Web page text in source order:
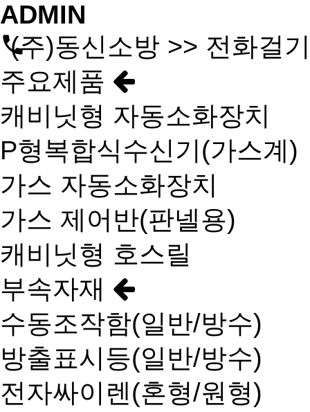
ADMIN
(주)동신소방 >> 전화걸
주요제품
캐비닛형 자동소화장치
P형복합식수신기(가스계)
가스 자동소화장치
가스 제어반(판넬용)
캐비닛형 호스릴
부속자재
수동조작함(일반/방수)
방출표시등(일반/방수)
전자싸이렌(혼형/원형)